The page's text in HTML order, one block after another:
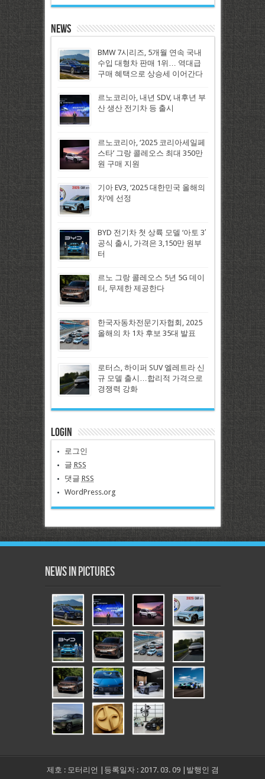
News
BMW 7시리즈, 5개월 연속 국내
수입 대형차 판매 1위… 역대급
구매 혜택으로 상승세 이어간다
르노코리아, 내년 SDV, 내후년 부
산 생산 전기차 등 출시
르노코리아, ‘2025 코리아세일페
스타’ 그랑 콜레오스 최대 350만
원 구매 지원
기아 EV3, ‘2025 대한민국 올해의
차’에 선정
BYD 전기차 첫 상륙 모델 ‘아토 3′
공식 출시, 가격은 3,150만 원부
터
르노 그랑 콜레오스 5년 5G 데이
터, 무제한 제공한다
한국자동차전문기자협회, 2025
올해의 차 1차 후보 35대 발표
로터스, 하이퍼 SUV 엘레트라 신
규 모델 출시…합리적 가격으로
경쟁력 강화
Login
로그인
글 RSS
댓글 RSS
WordPress.org
News in Pictures
제호 : 모터리언 |등록일자 : 2017. 03. 09 |발행인 겸